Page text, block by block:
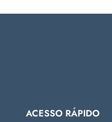
ACESSO RÁPIDO